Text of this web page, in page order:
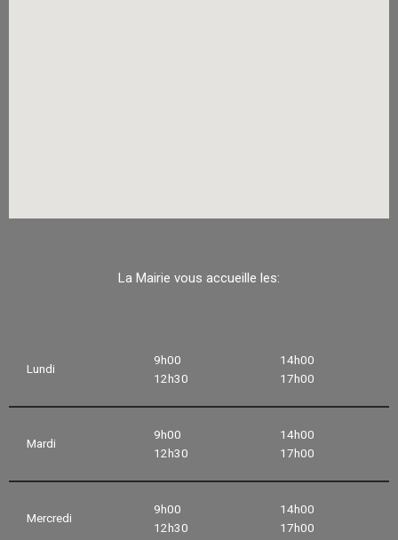
La Mairie vous accueille les:
Lundi
9h00
12h30
14h00
17h00
Mardi
9h00
12h30
14h00
17h00
Mercredi
9h00
12h30
14h00
17h00